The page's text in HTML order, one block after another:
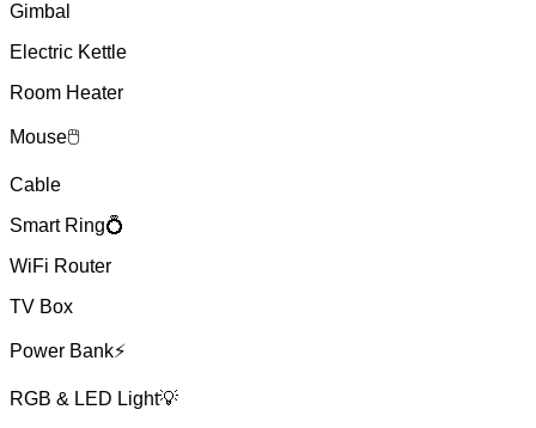
Gimbal
Electric Kettle
Room Heater
Mouse🖱
Cable
Smart Ring💍
WiFi Router
TV Box
Power Bank⚡
RGB & LED Light💡